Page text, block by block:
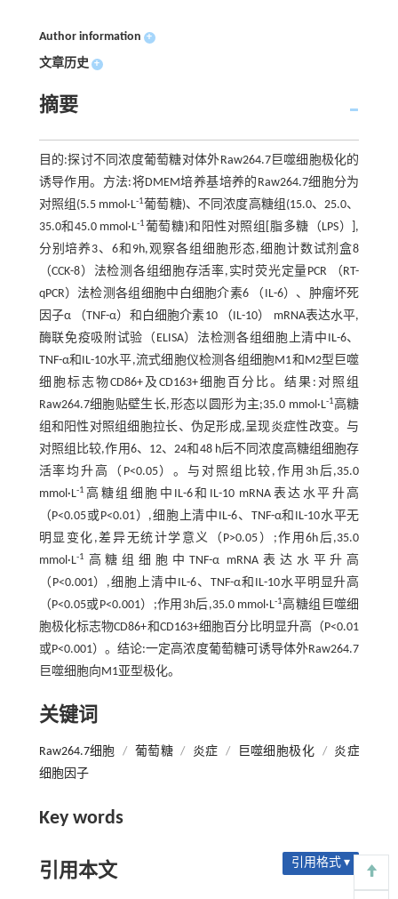
Author information +
文章历史 +
摘要
目的:探讨不同浓度葡萄糖对体外Raw264.7巨噬细胞极化的
诱导作用。方法:将DMEM培养基培养的Raw264.7细胞分为
对照组(5.5 mmol·L-1葡萄糖)、不同浓度高糖组(15.0、25.0、
35.0和45.0 mmol·L-1葡萄糖)和阳性对照组[脂多糖（LPS）],
分别培养3、6和9h,观察各组细胞形态,细胞计数试剂盒8
（CCK-8）法检测各组细胞存活率,实时荧光定量PCR （RT-
qPCR）法检测各组细胞中白细胞介素6 （IL-6）、肿瘤坏死
因子α （TNF-α）和白细胞介素10 （IL-10） mRNA表达水平,
酶联免疫吸附试验（ELISA）法检测各组细胞上清中IL-6、
TNF-α和IL-10水平,流式细胞仪检测各组细胞M1和M2型巨噬
细胞标志物CD86+及CD163+细胞百分比。结果:对照组
Raw264.7细胞贴壁生长,形态以圆形为主;35.0 mmol·L-1高糖
组和阳性对照组细胞拉长、伪足形成,呈现炎症性改变。与
对照组比较,作用6、12、24和48 h后不同浓度高糖组细胞存
活率均升高（P<0.05）。与对照组比较,作用3h后,35.0
mmol·L-1 高糖组细胞中IL-6和IL-10 mRNA表达水平升高
（P<0.05或P<0.01）,细胞上清中IL-6、TNF-α和IL-10水平无
明显变化,差异无统计学意义（P>0.05）;作用6h后,35.0
mmol·L-1
高糖组细胞中TNF-α mRNA表达水平升高
（P<0.001）,细胞上清中IL-6、TNF-α和IL-10水平明显升高
（P<0.05或P<0.001）;作用3h后,35.0 mmol·L-1高糖组巨噬细
胞极化标志物CD86+和CD163+细胞百分比明显升高（P<0.01
或P<0.001）。结论:一定高浓度葡萄糖可诱导体外Raw264.7
巨噬细胞向M1亚型极化。
关键词
Raw264.7细胞 / 葡萄糖 / 炎症 / 巨噬细胞极化 /
炎症
细胞因子
Key words
引用本文 引用格式 ▾